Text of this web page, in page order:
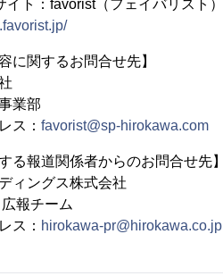
イト：favorist（フェイバリスト）
に関するお問合せ先】
業部
ス： favorist@sp-hirokawa.com
る報道関係者からのお問合せ先】
ィングス株式会社
報チーム
ス： hirokawa-pr@hirokawa.co.jp